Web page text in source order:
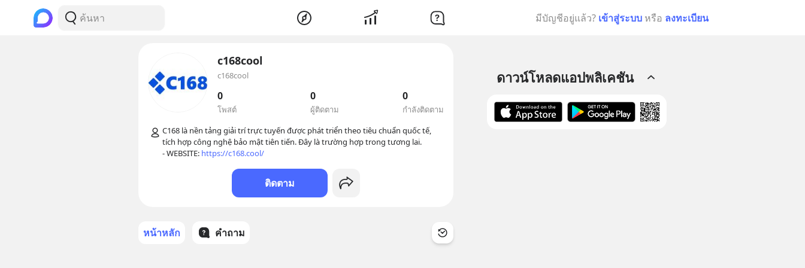
มีบัญชีอยู่แล้ว? เข้าสู่ระบบ หรือ ลงทะเบียน
c168cool
c168cool
0
โพสต์
0
ผู้ติดตาม
0
กำลังติดตาม
C168 là nền tảng giải trí trực tuyến được phát triển theo tiêu chuẩn quốc tế,
tích hợp công nghệ bảo mật tiên tiến. Đây là trường hợp trong tương lai.
- WEBSITE: https://c168.cool/
ติดตาม
หน้าหลัก คำถาม
ดาวน์โหลดแอปพลิเคชัน